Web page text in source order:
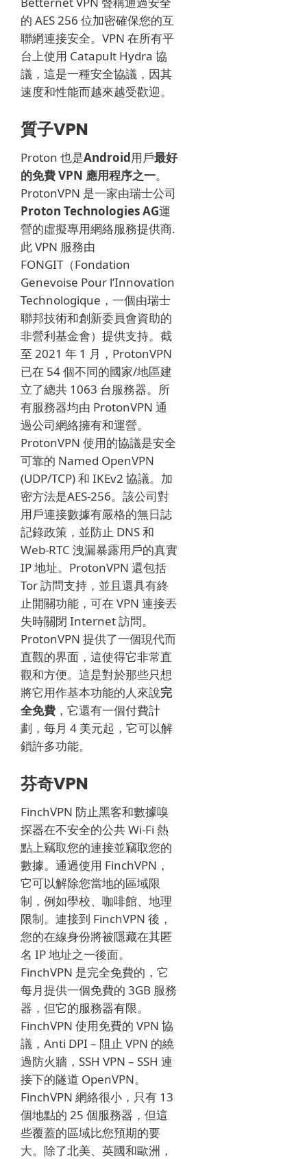
的 AES 256 位加密確保您的互
聯網連接安全。 VPN 在所有平
台上使用 Catapult Hydra 協
議，這是一種安全協議，因其
速度和性能而越來越受歡迎。
質子VPN
Proton 也是Android用戶最好
的免費 VPN 應用程序之一。
ProtonVPN 是一家由瑞士公司
Proton Technologies AG運
營的虛擬專用網絡服務提供商.
此 VPN 服務由
FONGIT（Fondation
Genevoise Pour l’Innovation
Technologique，一個由瑞士
聯邦技術和創新委員會資助的
非營利基金會）提供支持。 截
至 2021 年 1 月，ProtonVPN
已在 54 個不同的國家/地區建
立了總共 1063 台服務器。 所
有服務器均由 ProtonVPN 通
過公司網絡擁有和運營。
ProtonVPN 使用的協議是安全
可靠的 Named OpenVPN
(UDP/TCP) 和 IKEv2 協議。 加
密方法是AES-256。 該公司對
用戶連接數據有嚴格的無日誌
記錄政策，並防止 DNS 和
Web-RTC 洩漏暴露用戶的真實
IP 地址。 ProtonVPN 還包括
Tor 訪問支持，並且還具有終
止開關功能，可在 VPN 連接丟
失時關閉 Internet 訪問。
ProtonVPN 提供了一個現代而
直觀的界面，這使得它非常直
觀和方便。 這是對於那些只想
將它用作基本功能的人來說完
全免費 ，它還有一個付費計
劃，每月 4 美元起，它可以解
鎖許多功能。
芬奇VPN
FinchVPN 防止黑客和數據嗅
探器在不安全的公共 Wi-Fi 熱
點上竊取您的連接並竊取您的
數據。 通過使用 FinchVPN，
它可以解除您當地的區域限
制，例如學校、咖啡館、地理
限制。 連接到 FinchVPN 後，
您的在線身份將被隱藏在其匿
名 IP 地址之一後面。
FinchVPN 是完全免費的，它
每月提供一個免費的 3GB 服務
器，但它的服務器有限。
FinchVPN 使用免費的 VPN 協
議，Anti DPI – 阻止 VPN 的繞
過防火牆，SSH VPN – SSH 連
接下的隧道 OpenVPN。
FinchVPN 網絡很小，只有 13
個地點的 25 個服務器，但這
些覆蓋的區域比您預期的要
大。 除了北美、英國和歐洲，